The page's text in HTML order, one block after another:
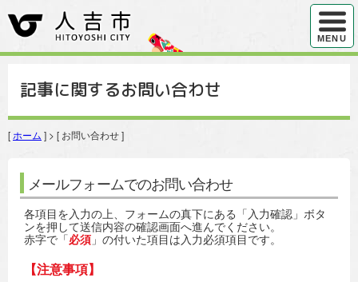
ハンバ
MENU
記事に関するお問い合わせ
[ ホーム ] > [ お問い合わせ ]
メールフォームでのお問い合わせ
各項目を入力の上、フォームの真下にある「入力確認」ボタ
ンを押して送信内容の確認画面へ進んでください。
赤字で「必須 」の付いた項目は入力必須項目です。
【注意事項】